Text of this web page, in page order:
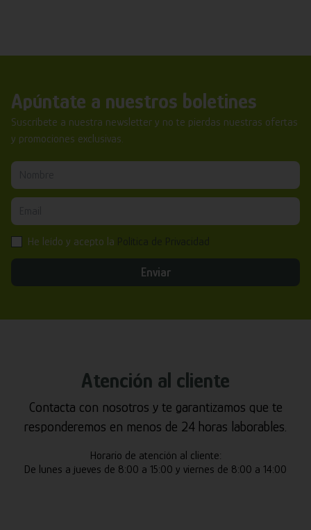
Apúntate a nuestros boletines
Suscríbete a nuestra newsletter y no te pierdas nuestras ofertas
y promociones exclusivas.
He leído y acepto la
Enviar
Atención al cliente
Contacta con nosotros y te garantizamos que te
responderemos en menos de 24 horas laborables.
Horario de atención al cliente:
De lunes a jueves de 8:00 a 15:00 y viernes de 8:00 a 14:00